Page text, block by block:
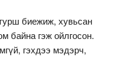
биежиж, хувьсан
байна гэж ойлгосон.
гэхдээ мэдэрч,